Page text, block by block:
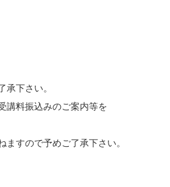
下さい。
講料振込みのご案内等を
すので予めご了承下さい。